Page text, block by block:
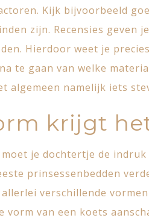
Kijk bijvoorbeeld
zijn. Recensies geven
Hierdoor weet je
te gaan van welke
algemeen namelijk iets
krijgt
je dochtertje de
prinsessenbedden
verschillende
vorm van een koets